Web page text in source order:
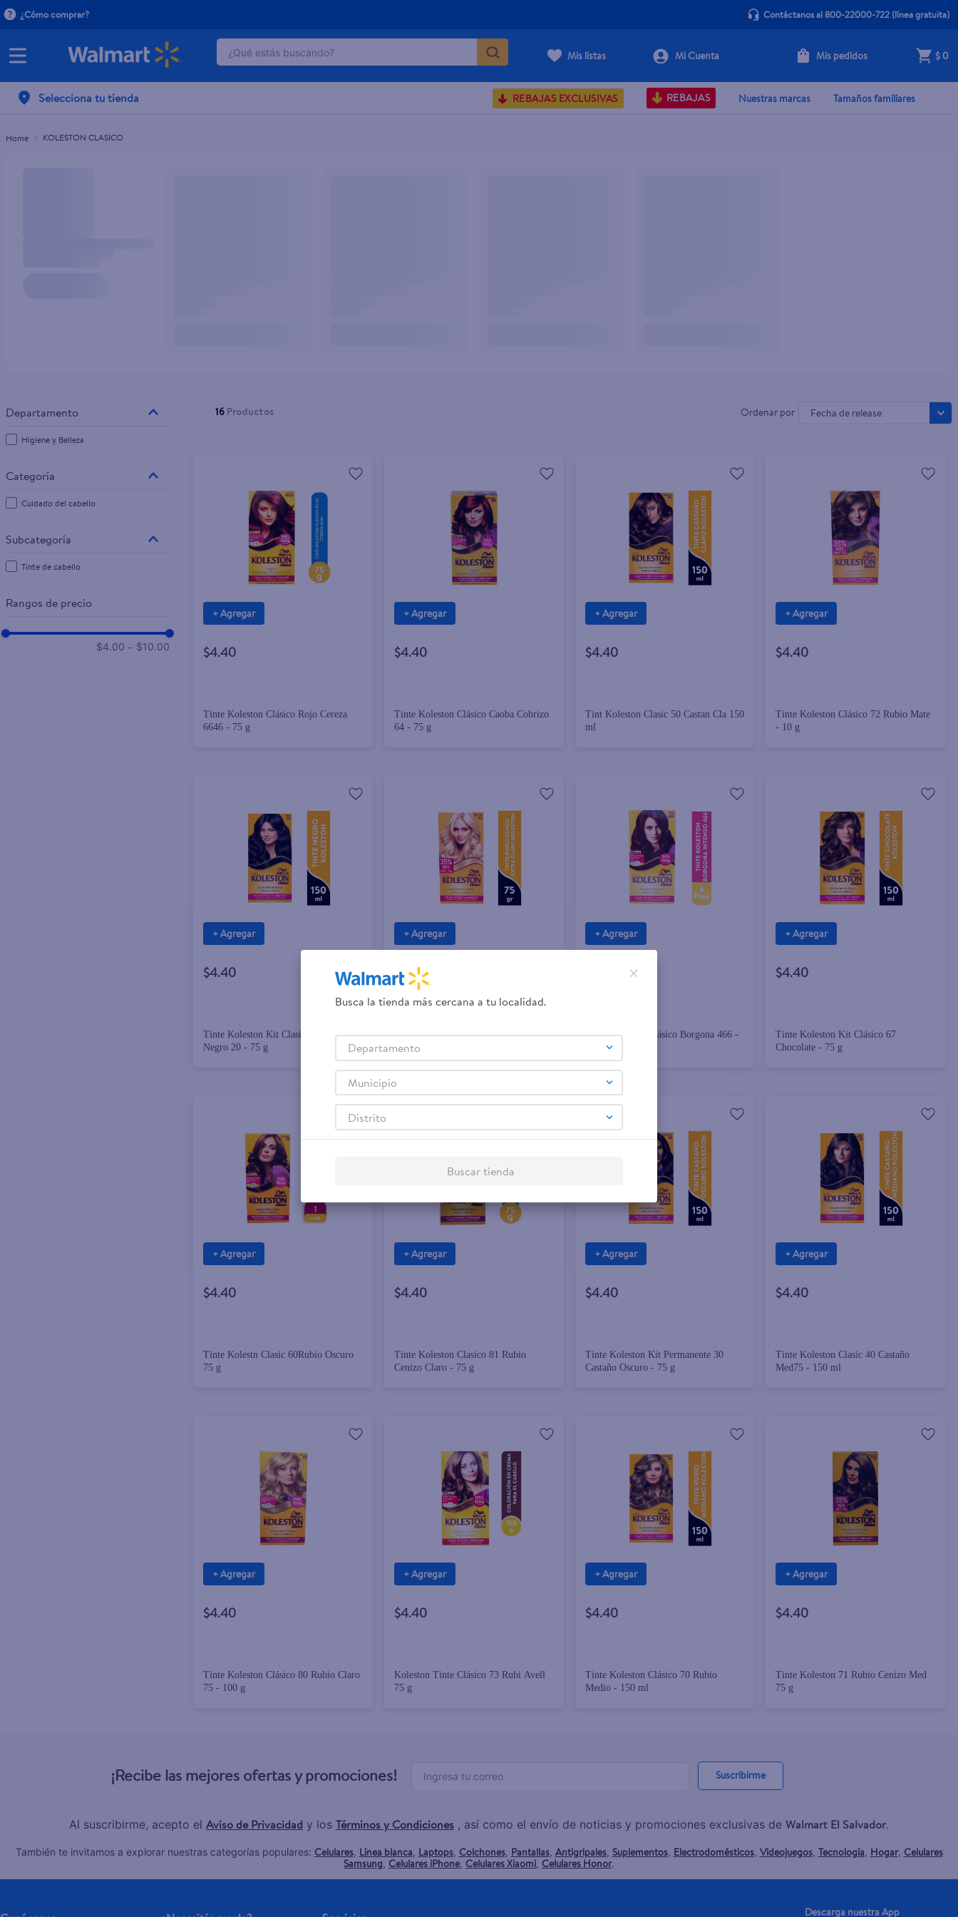
¿Cómo comprar? Contáctanos al 800-22000-722(línea gratuita)
¿Qué estás buscando?
Mis listas Mis pedidos $ 0
Selecciona tu tienda REBAJAS EXCLUSIVAS REBAJAS Nuestras marcas Tamaños familiares
KOLESTON CLASICO
Higiene y Belleza
Cuidado del cabello
Tinte de cabello
Rangos de precio
$4.00 – $10.00
16 Productos Fecha de release
+ Agregar
$4.40
Tinte Koleston Clásico Rojo Cereza
6646 - 75 g
+ Agregar
$4.40
Tinte Koleston Clásico Caoba Cobrizo
64 - 75 g
+ Agregar
$4.40
Tint Koleston Clasic 50 Castan Cla 150
ml
+ Agregar
$4.40
Tinte Koleston Clásico 72 Rubio Mate
- 10 g
+ Agregar
$4.40
Tinte Koleston Kit Clasico Color
Negro 20 - 75 g
+ Agregar
$4.40
Tint Kolestn Clasic 91Rub Ceniz Ex
150 ml
+ Agregar
Tinte Koleston Clásico Borgona 466 -
+ Agregar
$4.40
Tinte Koleston Kit Clásico 67
Chocolate - 75 g
+ Agregar
$4.40
Tinte Kolestn Clasic 60Rubio Oscuro
75 g
+ Agregar
$4.40
Tinte Koleston Clasico 81 Rubio
Cenizo Claro - 75 g
+ Agregar
$4.40
Tinte Koleston Kit Permanente 30
Castaño Oscuro - 75 g
+ Agregar
$4.40
Tinte Koleston Clasic 40 Castaño
Med75 - 150 ml
+ Agregar
$4.40
Tinte Koleston Clásico 80 Rubio Claro
75 - 100 g
+ Agregar
$4.40
Koleston Tinte Clásico 73 Rubi Avell
75 g
+ Agregar
$4.40
Tinte Koleston Clásico 70 Rubio
Medio - 150 ml
+ Agregar
$4.40
Tinte Koleston 71 Rubio Cenizo Med
75 g
¡Recibe las mejores ofertas y promociones! Suscribirme
Al suscribirme, acepto el Aviso de Privacidad y los Términos y Condiciones , así como el envío de noticias y promociones exclusivas de Walmart El Salvador.
También te invitamos a explorar nuestras categorías populares: Celulares, Línea blanca, Laptops, Colchones, Pantallas, Antigripales, Suplementos, Electrodomésticos, Videojuegos, Tecnología, Hogar, Celulares
Samsung, Celulares iPhone, Celulares Xiaomi, Celulares Honor.
Descarga nuestra App
Busca la tienda más cercana a tu localidad.
Departamento
Municipio
Distrito
Buscar tienda
TÉRMINOS MÁS BUSCADOS